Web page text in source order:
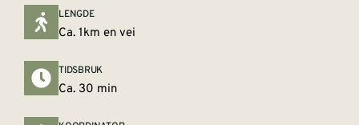
LENGDE
Ca. 1km en vei
TIDSBRUK
Ca. 30 min